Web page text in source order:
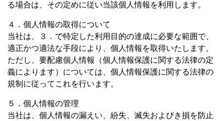
る場合は、その定めに従い当該個人情報を利用します。
４．個人情報の取得について
当社は、３．で特定した利用目的の達成に必要な範囲で、
適正かつ適法な手段により、個人情報を取得いたします。
ただし、要配慮個人情報（個人情報保護に関する法律の定
義によります）については、個人情報保護に関する法律の
規制に従ってこれを行います。
５．個人情報の管理
当社は、個人情報の漏えい、紛失、滅失およびき損を防止